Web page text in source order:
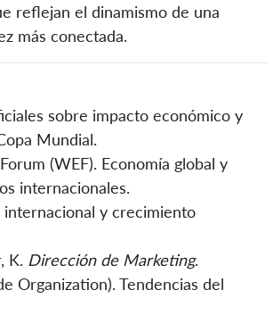
reflejan el dinamismo de una
más conectada.
sobre impacto económico y
Mundial.
(WEF). Economía global y
internacionales.
internacional y crecimiento
K. Dirección de Marketing.
Organization). Tendencias del